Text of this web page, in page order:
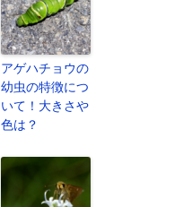
アゲハチョウの
幼虫の特徴につ
いて！大きさや
色は？